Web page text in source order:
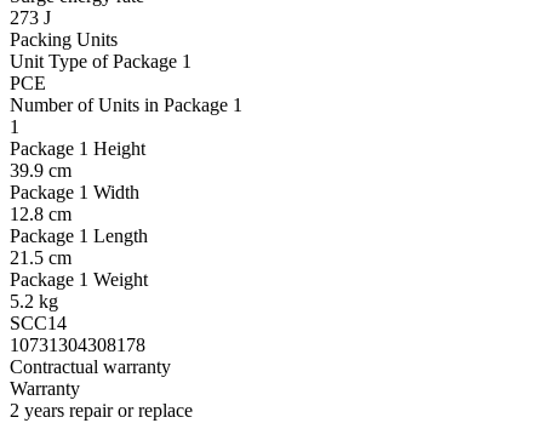
273 J
Packing Units
Unit Type of Package 1
PCE
Number of Units in Package 1
1
Package 1 Height
39.9 cm
Package 1 Width
12.8 cm
Package 1 Length
21.5 cm
Package 1 Weight
5.2 kg
SCC14
10731304308178
Contractual warranty
Warranty
2 years repair or replace